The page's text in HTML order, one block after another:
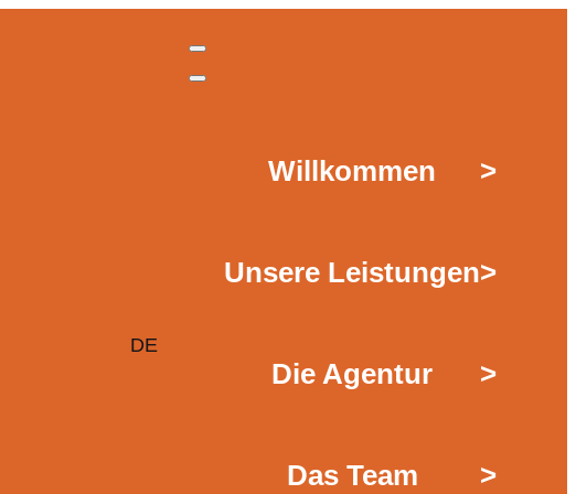
DE
Willkommen >
Unsere Leistungen>
Die Agentur >
Das Team >